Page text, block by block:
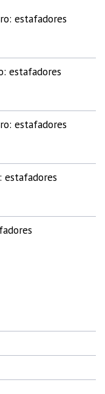
estafadores
estafadores
estafadores
estafadores